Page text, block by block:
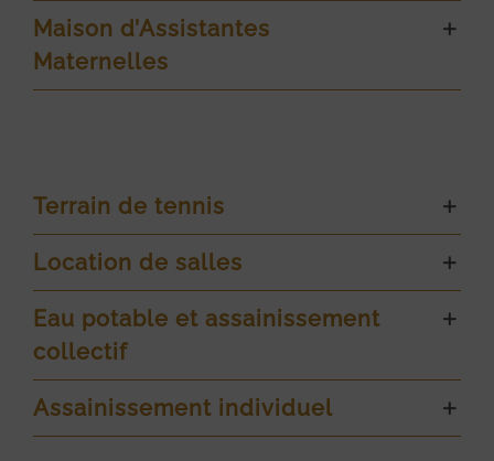
Maison d’Assistantes
Maternelles
Terrain de tennis
Location de salles
Eau potable et assainissement
collectif
Assainissement individuel